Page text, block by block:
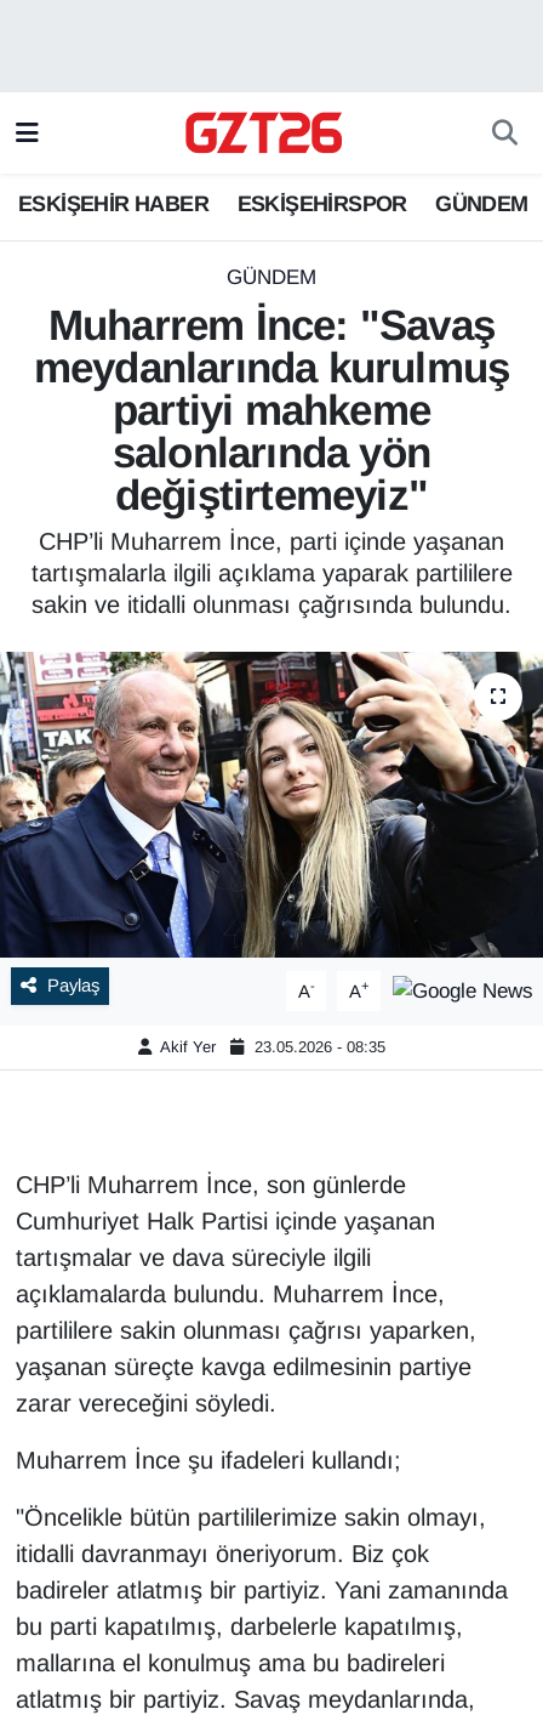
ESKİŞEHİR HABER ESKİŞEHİRSPOR GÜNDEM
GÜNDEM
Muharrem İnce: "Savaş
meydanlarında kurulmuş
partiyi mahkeme
salonlarında yön
değiştirtemeyiz"
CHP’li Muharrem İnce, parti içinde yaşanan
tartışmalarla ilgili açıklama yaparak partililere
sakin ve itidalli olunması çağrısında bulundu.
Paylaş A- A+
Akif Yer 23.05.2026 - 08:35
CHP’li Muharrem İnce, son günlerde
Cumhuriyet Halk Partisi içinde yaşanan
tartışmalar ve dava süreciyle ilgili
açıklamalarda bulundu. Muharrem İnce,
partililere sakin olunması çağrısı yaparken,
yaşanan süreçte kavga edilmesinin partiye
zarar vereceğini söyledi.
Muharrem İnce şu ifadeleri kullandı;
"Öncelikle bütün partililerimize sakin olmayı,
itidalli davranmayı öneriyorum. Biz çok
badireler atlatmış bir partiyiz. Yani zamanında
bu parti kapatılmış, darbelerle kapatılmış,
mallarına el konulmuş ama bu badireleri
atlatmış bir partiyiz. Savaş meydanlarında,
ESKİŞEHİRSPOR
GÜNDEM
Odunpazarı Trafik Yoğunluk Haritası
Süper Lig Puan Durumu ve Fikstür
Son Dakika Haberleri
Haber Arşivi